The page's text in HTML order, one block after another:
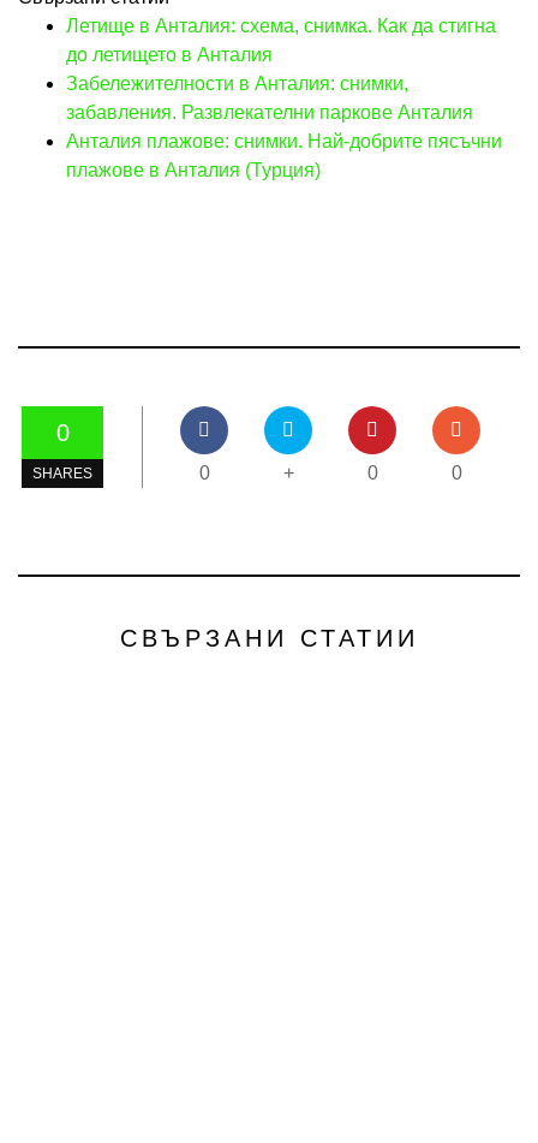
Летище в Анталия: схема, снимка. Как да стигна
до летището в Анталия
Забележителности в Анталия: снимки,
забавления. Развлекателни паркове Анталия
Анталия плажове: снимки. Най-добрите пясъчни
плажове в Анталия (Турция)
0
SHARES 0 + 0 0
СВЪРЗАНИ СТАТИИ